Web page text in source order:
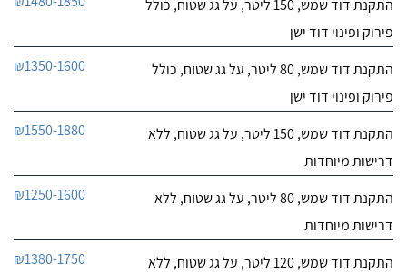
התקנת דוד שמש, 150 ליטר, על גג שטוח, כולל
פירוק ופינוי דוד ישן
התקנת דוד שמש, 80 ליטר, על גג שטוח, כולל
פירוק ופינוי דוד ישן
₪1350-1600
התקנת דוד שמש, 150 ליטר, על גג שטוח, ללא
דרישות מיוחדות
₪1550-1880
התקנת דוד שמש, 80 ליטר, על גג שטוח, ללא
דרישות מיוחדות
₪1250-1600
התקנת דוד שמש, 120 ליטר, על גג שטוח, ללא
₪1380-1750